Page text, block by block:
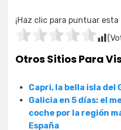
¡Haz clic para puntuar
Otros Sitios Para
Capri, la bella isla del
Galicia en 5 días: el
coche por la región
España